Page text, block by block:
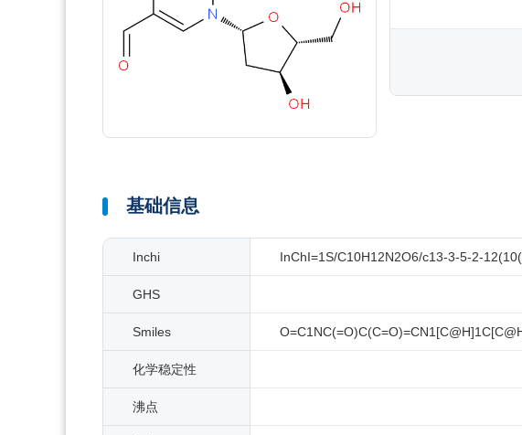
基础信息
Inchi InChI=1S/C10H12N2O6/c13-3-5-2-
GHS
Smiles
化学稳定性
沸点